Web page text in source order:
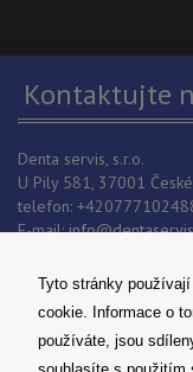
Tyto stránky
cookie. Informace o
používáte, jsou
Kontaktujte
Denta servis, s.r.o.
U Pily 581, 37001
telefon:
E-mail:
Odkazy